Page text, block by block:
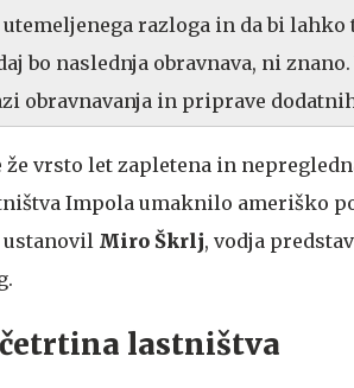
utemeljenega razloga in da bi
bo naslednja obravnava, ni
obravnavanja in priprave
vrsto let zapletena in
Impola umaknilo ameriško
ustanovil Miro Škrlj, vodja
lastništva